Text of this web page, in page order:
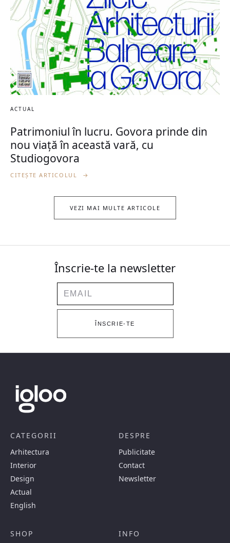
ACTUAL
Patrimoniul în lucru. Govora prinde din
nou viață în această vară, cu
Studiogovora
CITEȘTE ARTICOLUL →
VEZI MAI MULTE ARTICOLE
Înscrie-te la newsletter
Email
ÎNSCRIE-TE
CATEGORII
Arhitectura
Interior
Design
Actual
English
DESPRE
Publicitate
Contact
Newsletter
SHOP INFO